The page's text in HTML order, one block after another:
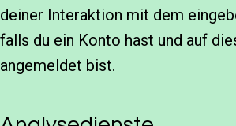
deiner Interaktion mit dem
falls du ein Konto hast und auf
angemeldet bist.